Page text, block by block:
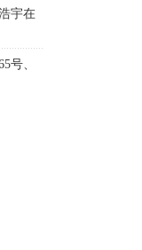
宇在
号、